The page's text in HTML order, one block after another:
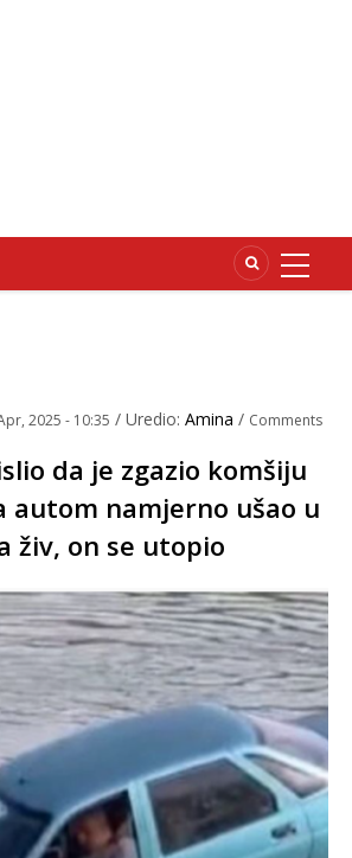
2025 - 10:35 / Uredio: Amina / Comments
da je zgazio komšiju
autom namjerno ušao u
živ, on se utopio